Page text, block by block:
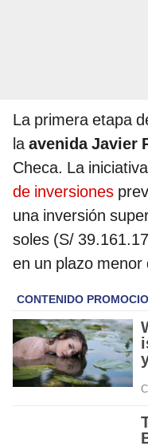
La primera etapa
la avenida Javier
Checa. La
de inversiones
una inversión
soles (S/
en un plazo menor